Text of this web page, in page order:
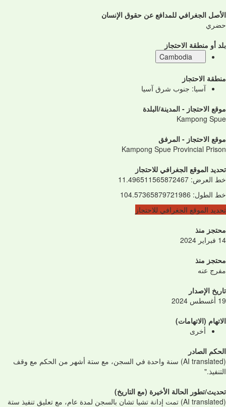
الأصل الجغرافي للمدافع عن حقوق الإنسان
حضري
بلد أو منطقة الاحتجاز
Cambodia
منطقة الاحتجاز
آسيا: جنوب شرق آسيا
موقع الاحتجاز - المدينة/البلدة
Kampong Spue
موقع الاحتجاز - المرفق
Kampong Spue Provincial Prison
تحديد الموقع الجغرافي للاحتجاز
خط العرض:
11.496511565872467
خط الطول:
104.57365879721986
تحديد الموقع الجغرافي للاحتجاز
محتجز منذ
14 فبراير 2024
محتجز منذ
مفرج عنه
تاريخ الإصدار
19 أغسطس 2024
الاتهام (الاتهامات)
أخرى
الحكم الصادر
(AI translated) سنة واحدة في السجن، مع ستة أشهر من الحكم مع وقف
التنفيذ."
تحديث/تطور الحالة الأخيرة (مع التاريخ)
(AI translated) تمت إدانة تشيا تشان بالسجن لمدة عام، مع تعليق تنفيذ ستة